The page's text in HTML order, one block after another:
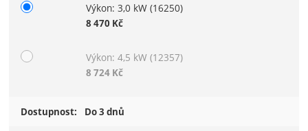
Vyberte variantu
Výkon: 3,0 kW(16250)
8 470 Kč
Výkon: 4,5 kW(12357)
8 724 Kč
Dostupnost: Do 3 dnů